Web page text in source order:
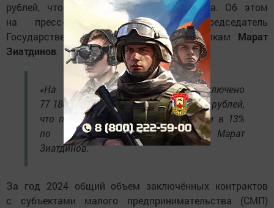
рублей, что включает 394 932 контракта. Об этом
на пресс-конференции сообщил председатель
Государственного комитета РТ по закупкам Марат
Зиатдинов.
«На биржевой площадке было заключено
77 180 контрактов на сумму 3,8 млрд рублей,
что позволяет говорить об экономии в 13%
по результатам», — поделился Марат
Зиатдинов.
За год 2024 общий объем заключённых контрактов
с субъектами малого предпринимательства (СМП)